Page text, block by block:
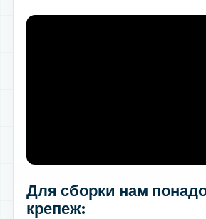
Для сборки нам
крепеж: